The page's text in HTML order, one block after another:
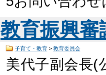
教育振興
子育て・教育> 教育委員会
美代子副会長(